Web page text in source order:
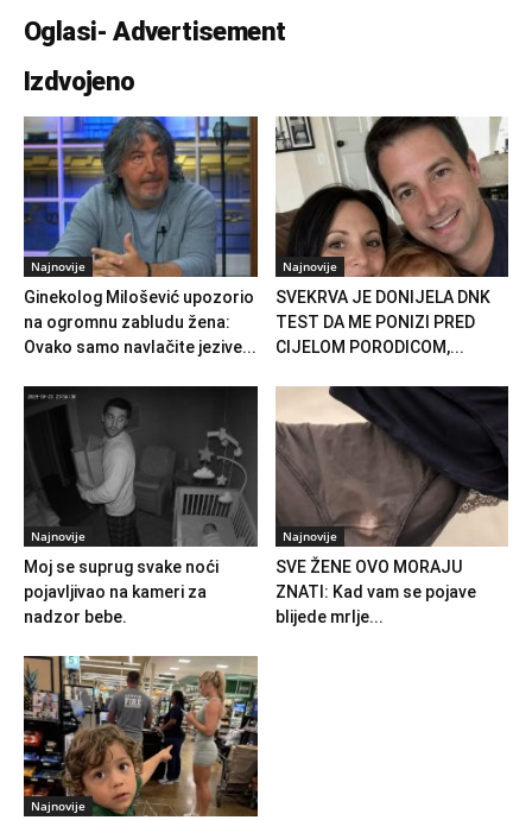
Oglasi- Advertisement
Izdvojeno
Najnovije
Ginekolog Milošević upozorio
na ogromnu zabludu žena:
Ovako samo navlačite jezive...
Najnovije
SVEKRVA JE DONIJELA DNK
TEST DA ME PONIZI PRED
CIJELOM PORODICOM,...
Najnovije
Moj se suprug svake noći
pojavljivao na kameri za
nadzor bebe.
Najnovije
SVE ŽENE OVO MORAJU
ZNATI: Kad vam se pojave
blijede mrlje...
Najnovije